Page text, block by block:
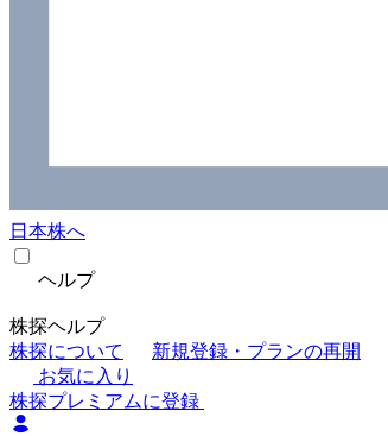
日本株へ
ヘルプ
株探ヘルプ
株探について
新規登録・プランの再開
お気に入り
株探プレミアムに登録